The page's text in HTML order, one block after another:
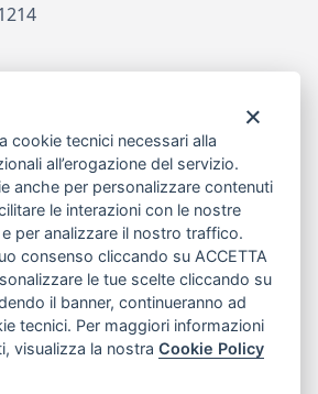
cookie tecnici necessari alla
all’erogazione del servizio.
anche per personalizzare contenuti
le interazioni con le nostre
per analizzare il nostro traffico.
consenso cliccando su ACCETTA
le tue scelte cliccando su
il banner, continueranno ad
tecnici. Per maggiori informazioni
visualizza la nostraCookie Policy